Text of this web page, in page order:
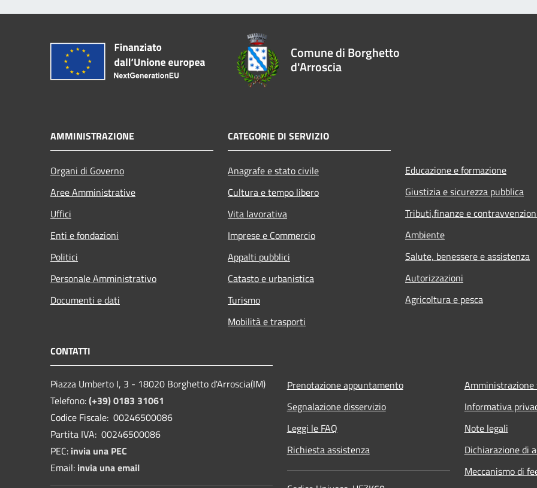
Comune di Borghetto
d'Arroscia
AMMINISTRAZIONE
Organi di Governo
Aree Amministrative
Uffici
Enti e fondazioni
Politici
Personale Amministrativo
Documenti e dati
CATEGORIE DI SERVIZIO
Anagrafe e stato civile
Cultura e tempo libero
Vita lavorativa
Imprese e Commercio
Appalti pubblici
Catasto e urbanistica
Turismo
Mobilità e trasporti
Educazione e formazione
Giustizia e sicurezza pubblica
Tributi,finanze e
Ambiente
Salute, benessere e assistenza
Autorizzazioni
Agricoltura e pesca
CONTATTI
Piazza Umberto I, 3 - 18020 Borghetto d'Arroscia(IM)
Telefono:(+39) 0183 31061
Codice Fiscale: 00246500086
Partita IVA: 00246500086
PEC: invia una PEC
Email: invia una email
Prenotazione appuntamento
Segnalazione disservizio
Leggi le FAQ
Richiesta assistenza
Informativa
Note legali
Dichiarazione di
Meccanismo di